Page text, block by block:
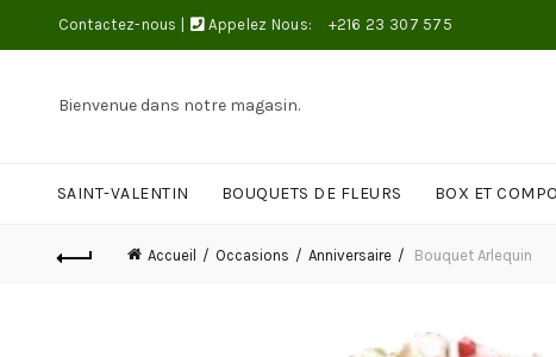
Contactez-nous Appelez Nous: +216 23 307 575
Bienvenue dans notre magasin.
SAINT-VALENTIN BOUQUETS DE FLEURS BOX ET
Accueil Occasions Anniversaire Bouquet Arlequin